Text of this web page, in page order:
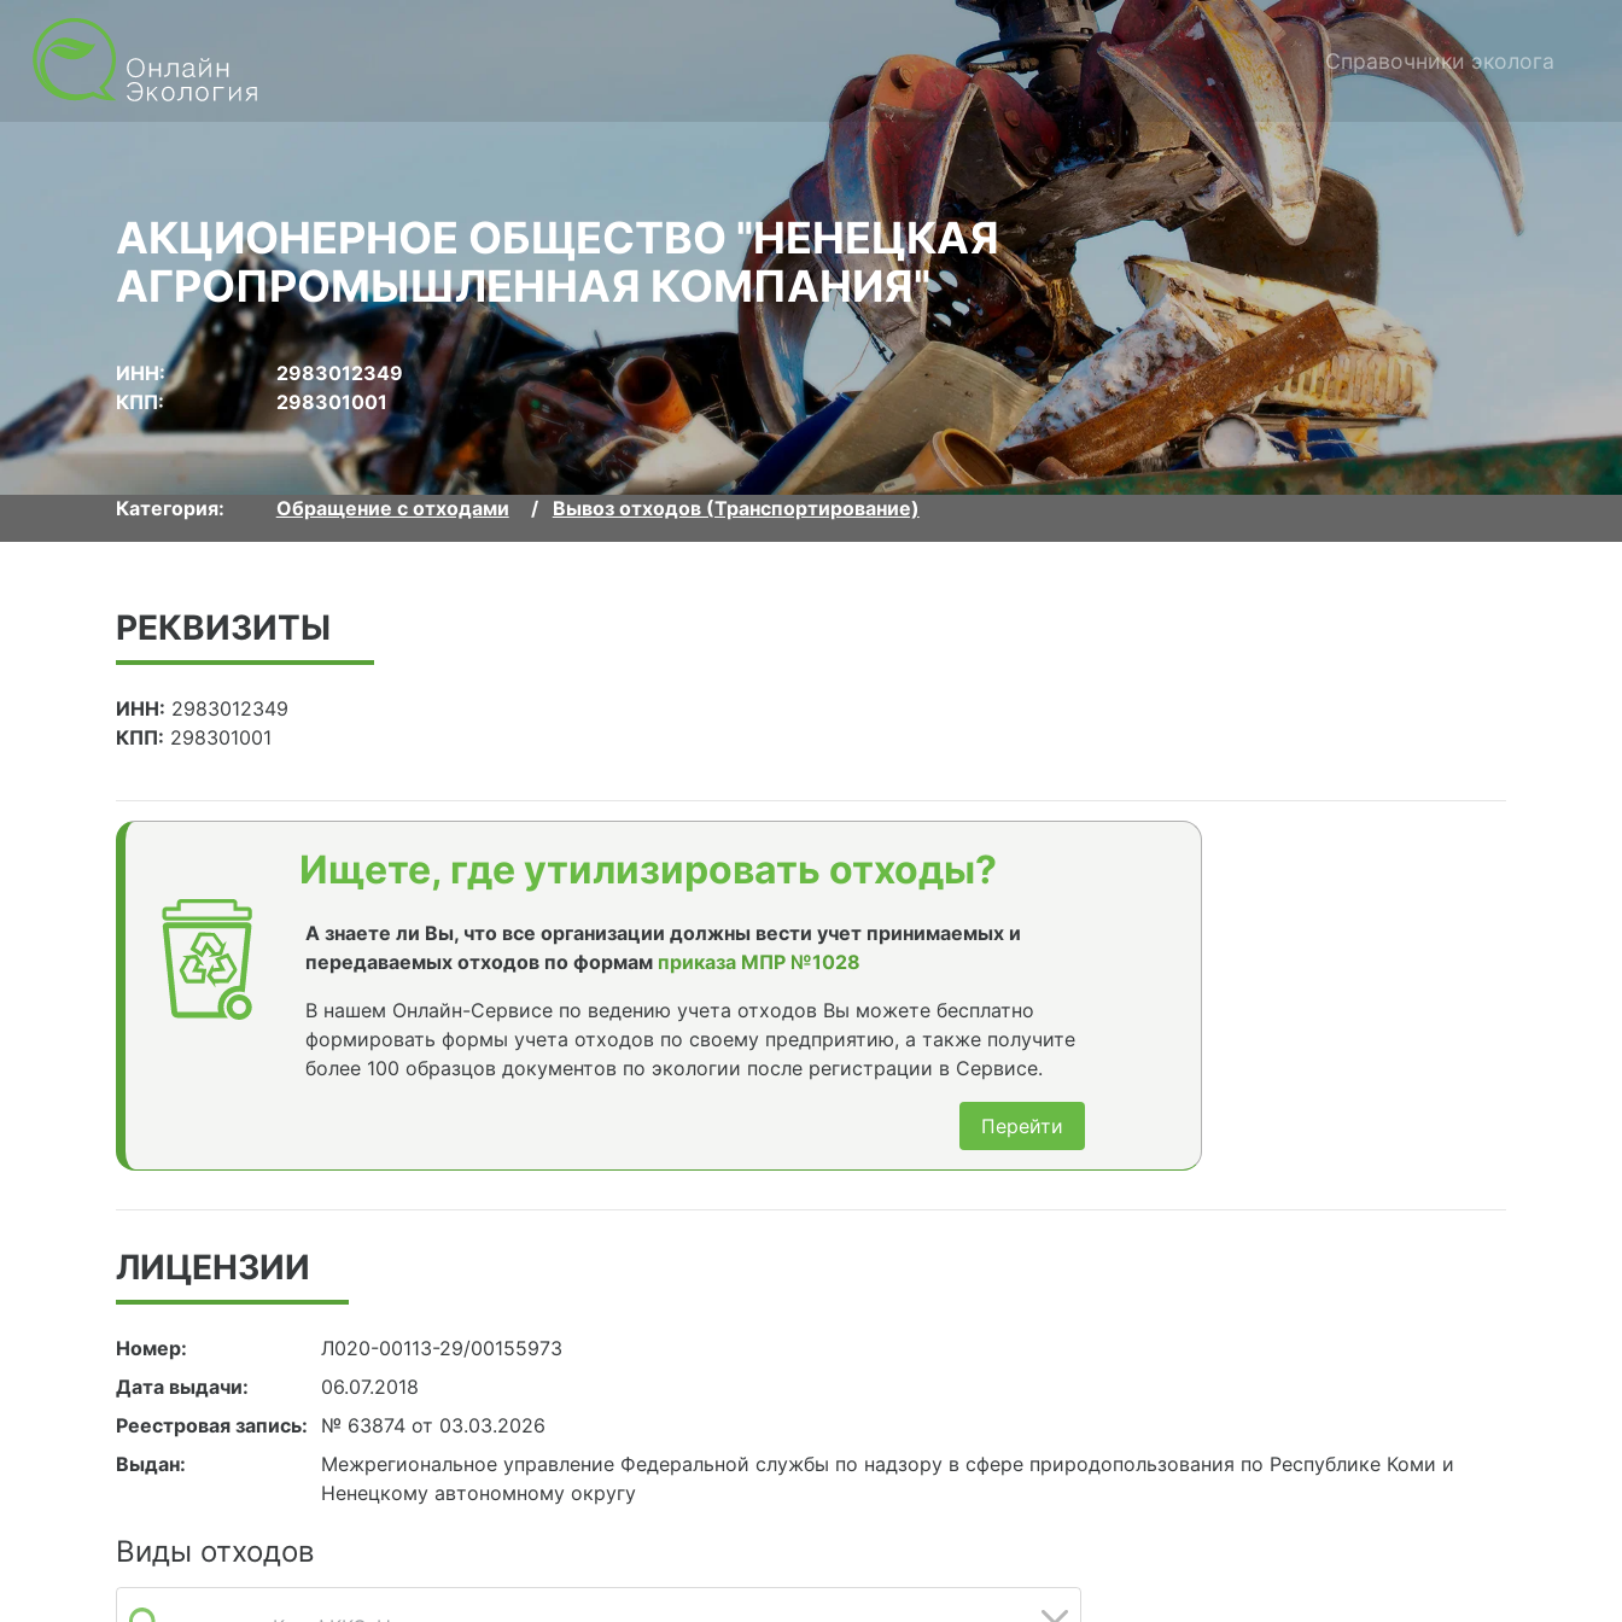
Справочники эколога
АКЦИОНЕРНОЕ ОБЩЕСТВО "НЕНЕЦКАЯ
АГРОПРОМЫШЛЕННАЯ КОМПАНИЯ"
ИНН:
2983012349
КПП:
298301001
Категория: Обращение с отходами Вывоз отходов (Транспортирование)
РЕКВИЗИТЫ
ИНН: 2983012349
КПП: 298301001
Ищете, где утилизировать отходы?
А знаете ли Вы, что все организации должны вести учет принимаемых и
передаваемых отходов по формам приказа МПР №1028
В нашем Онлайн-Сервисе по ведению учета отходов Вы можете бесплатно
формировать формы учета отходов по своему предприятию, а также получите
более 100 образцов документов по экологии после регистрации в Сервисе.
Перейти
ЛИЦЕНЗИИ
Номер:
Л020-00113-29/00155973
Дата выдачи:
06.07.2018
Реестровая запись:
№ 63874 от 03.03.2026
Выдан:
Межрегиональное управление Федеральной службы по надзору в сфере природопользования по Республике Коми и
Ненецкому автономному округу
Виды отходов